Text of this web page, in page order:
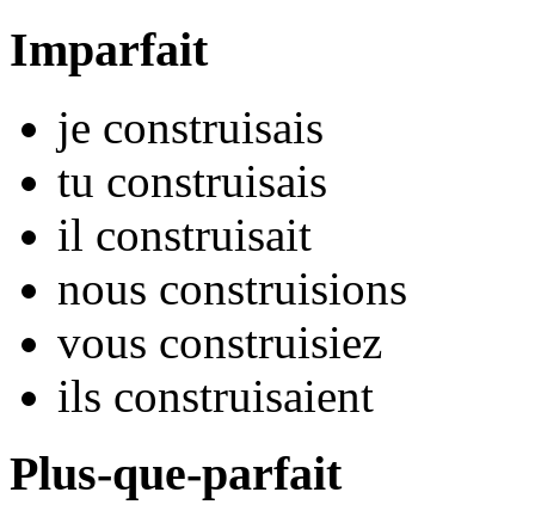
Imparfait
je construisais
tu construisais
il construisait
nous construisions
vous construisiez
ils construisaient
Plus-que-parfait